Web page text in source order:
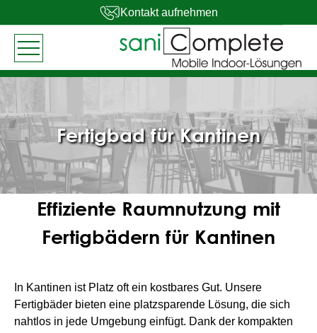
Kontakt aufnehmen
Fertigbad für Kantinen
Effiziente Raumnutzung mit
Fertigbädern für Kantinen
In Kantinen ist Platz oft ein kostbares Gut. Unsere
Fertigbäder bieten eine platzsparende Lösung, die sich
nahtlos in jede Umgebung einfügt. Dank der kompakten